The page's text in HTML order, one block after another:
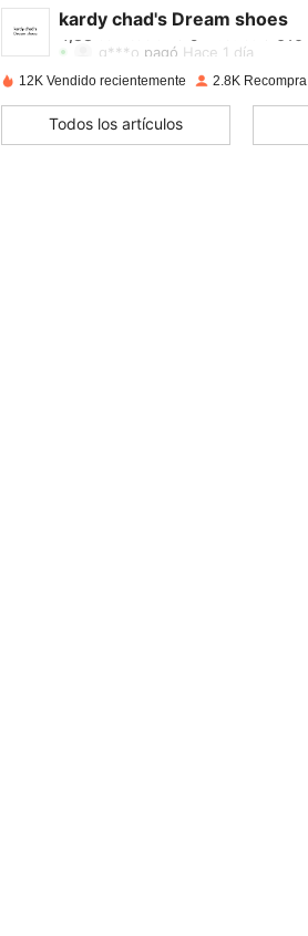
kardy chad's Dream shoes
4,88 9 610
g***o pagó Hace 1 día
12K Vendido recientemente 2.8K Recompra
Todos los artículos